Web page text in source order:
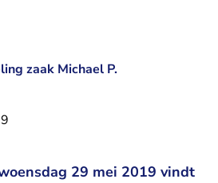
zaak Michael P.
29 mei 2019 vindt